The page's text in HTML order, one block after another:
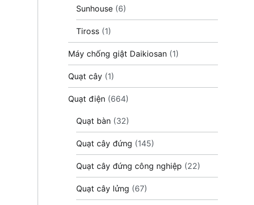
Sunhouse (6)
Tiross (1)
Máy chống giật Daikiosan (1)
Quạt cây (1)
Quạt điện (664)
Quạt bàn (32)
Quạt cây đứng (145)
Quạt cây đứng công nghiệp (22)
Quạt cây lửng (67)